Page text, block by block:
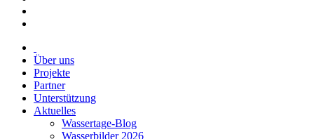
Über uns
Projekte
Partner
Unterstützung
Aktuelles
Wassertage-Blog
Wasserbilder 2026